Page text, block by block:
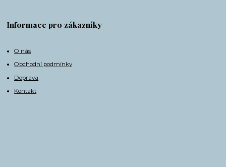
Informace pro zákazníky
O nás
Obchodní podmínky
Doprava
Kontakt